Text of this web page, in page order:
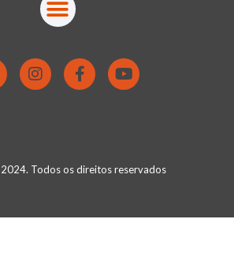
Todos os direitos reservados